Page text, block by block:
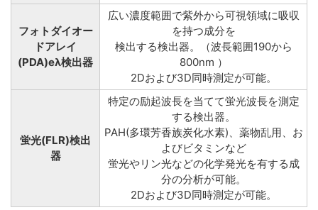
フォトダイオー
ドアレイ
(PDA)eλ検出器
広い濃度範囲で紫外から可視領域に吸収
を持つ成分を
検出する検出器。（波長範囲190から
800nm ）
2Dおよび3D同時測定が可能。
蛍光(FLR)検出
器
特定の励起波長を当てて蛍光波長を測定
する検出器。
PAH(多環芳香族炭化水素)、薬物乱用、お
よびビタミンなど
蛍光やリン光などの化学発光を有する成
分の分析が可能。
2Dおよび3D同時測定が可能。